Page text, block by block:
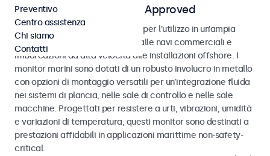
Monitor marini DNV Type Approved
Monitor con DNV Type Approval per l’utilizzo in un’ampia
gamma di ambienti marittimi, dalle navi commerciali e
imbarcazioni ad alta velocità alle installazioni offshore. I
monitor marini sono dotati di un robusto involucro in metallo
con opzioni di montaggio versatili per un’integrazione fluida
nei sistemi di plancia, nelle sale di controllo e nelle sale
macchine. Progettati per resistere a urti, vibrazioni, umidità
e variazioni di temperatura, questi monitor sono destinati a
prestazioni affidabili in applicazioni marittime non-safety-
critical.
Preventivo
Centro assistenza
Chi siamo
Contatti